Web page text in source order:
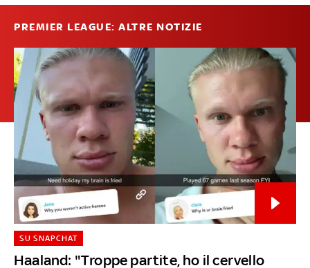
PREMIER LEAGUE: ALTRE NOTIZIE
Haaland: "Troppe partite, ho il cervello
SU SNAPCHAT